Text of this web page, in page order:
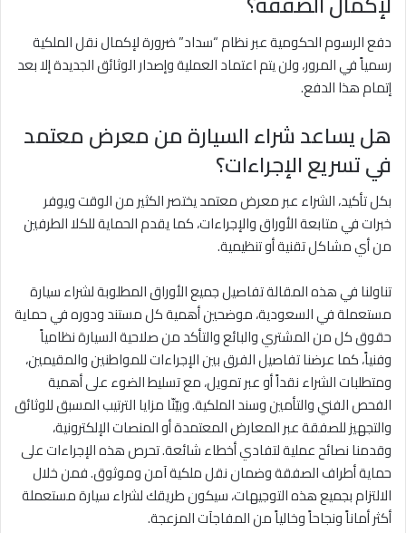
دفع الرسوم الحكومية عبر نظام “سداد” ضرورة لإكمال نقل الملكية
رسمياً في المرور، ولن يتم اعتماد العملية وإصدار الوثائق الجديدة إلا بعد
إتمام هذا الدفع.
هل يساعد شراء السيارة من معرض معتمد
في تسريع الإجراءات؟
بكل تأكيد، الشراء عبر معرض معتمد يختصر الكثير من الوقت ويوفر
خبرات في متابعة الأوراق والإجراءات، كما يقدم الحماية للكلا الطرفين
من أي مشاكل تقنية أو تنظيمية.
تناولنا في هذه المقالة تفاصيل جميع الأوراق المطلوبة لشراء سيارة
مستعملة في السعودية، موضحين أهمية كل مستند ودوره في حماية
حقوق كل من المشتري والبائع والتأكد من صلاحية السيارة نظامياً
وفنياً، كما عرضنا تفاصيل الفرق بين الإجراءات للمواطنين والمقيمين،
ومتطلبات الشراء نقداً أو عبر تمويل، مع تسليط الضوء على أهمية
الفحص الفني والتأمين وسند الملكية. وبيّنّا مزايا الترتيب المسبق للوثائق
والتجهيز للصفقة عبر المعارض المعتمدة أو المنصات الإلكترونية،
وقدمنا نصائح عملية لتفادي أخطاء شائعة. تحرص هذه الإجراءات على
حماية أطراف الصفقة وضمان نقل ملكية آمن وموثوق. فمن خلال
الالتزام بجميع هذه التوجيهات، سيكون طريقك لشراء سيارة مستعملة
أكثر أماناً ونجاحاً وخالياً من المفاجآت المزعجة.